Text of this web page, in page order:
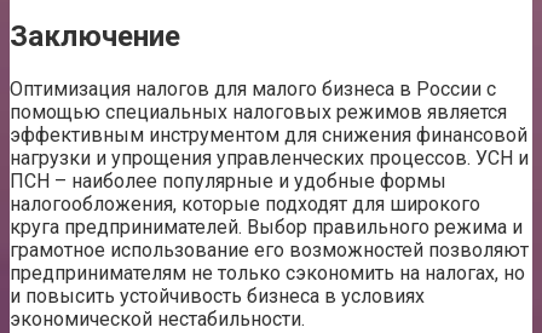
Заключение
Оптимизация налогов для малого бизнеса в России с
помощью специальных налоговых режимов является
эффективным инструментом для снижения финансовой
нагрузки и упрощения управленческих процессов. УСН и
ПСН – наиболее популярные и удобные формы
налогообложения, которые подходят для широкого
круга предпринимателей. Выбор правильного режима и
грамотное использование его возможностей позволяют
предпринимателям не только сэкономить на налогах, но
и повысить устойчивость бизнеса в условиях
экономической нестабильности.